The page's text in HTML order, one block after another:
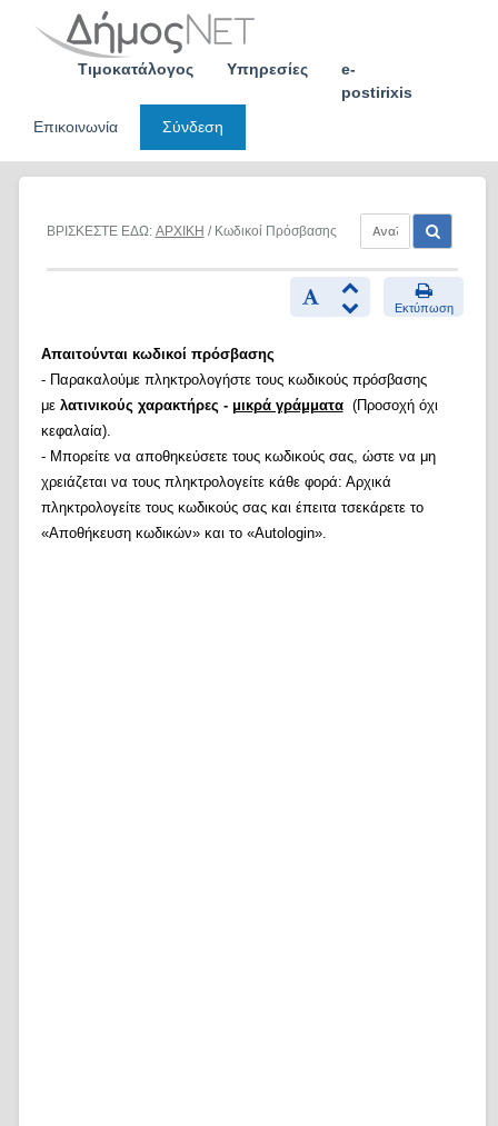
Τιμοκατάλογος Υπηρεσίες
e-
postirixis
Επικοινωνία
Σύνδεση
ΒΡΙΣΚΕΣΤΕ ΕΔΩ: ΑΡΧΙΚΗ / Κωδικοί Πρόσβασης
Εκτύπωση
Απαιτούνται κωδικοί πρόσβασης
- Παρακαλούμε πληκτρολογήστε τους κωδικούς πρόσβασης
με λατινικούς χαρακτήρες - μικρά γράμματα(Προσοχή όχι
κεφαλαία).
- Μπορείτε να αποθηκεύσετε τους κωδικούς σας, ώστε να μη
χρειάζεται να τους πληκτρολογείτε κάθε φορά: Αρχικά
πληκτρολογείτε τους κωδικούς σας και έπειτα τσεκάρετε το
«Αποθήκευση κωδικών» και το «Autologin».